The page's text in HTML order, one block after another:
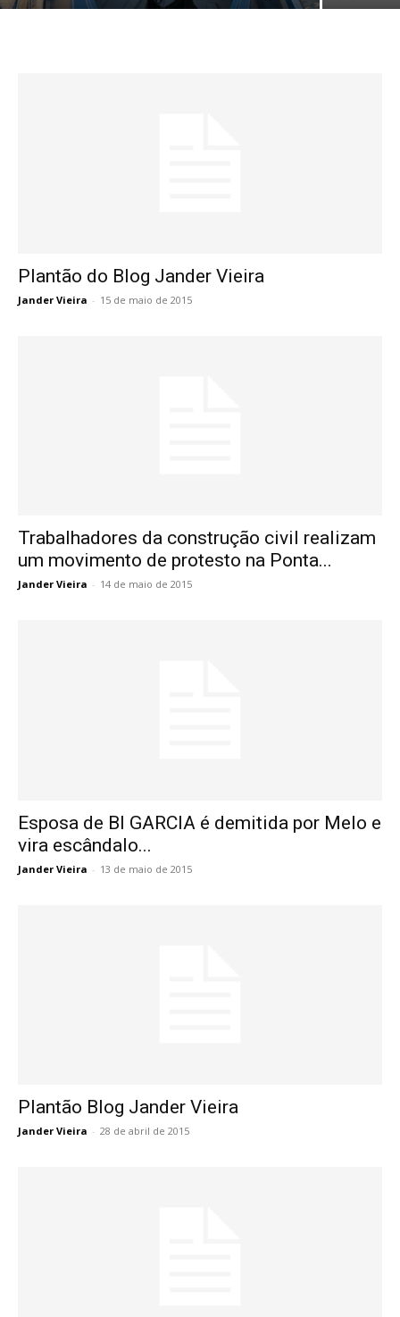
Plantão do Blog Jander Vieira
Jander Vieira - 15 de maio de 2015
Trabalhadores da construção civil realizam
um movimento de protesto na Ponta...
Jander Vieira - 14 de maio de 2015
Esposa de BI GARCIA é demitida por Melo e
vira escândalo...
Jander Vieira - 13 de maio de 2015
Plantão Blog Jander Vieira
Jander Vieira - 28 de abril de 2015